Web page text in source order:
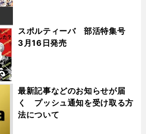
スポルティーバ 部活特集号
3月16日発売
最新記事などのお知らせが届
く プッシュ通知を受け取る方
法について